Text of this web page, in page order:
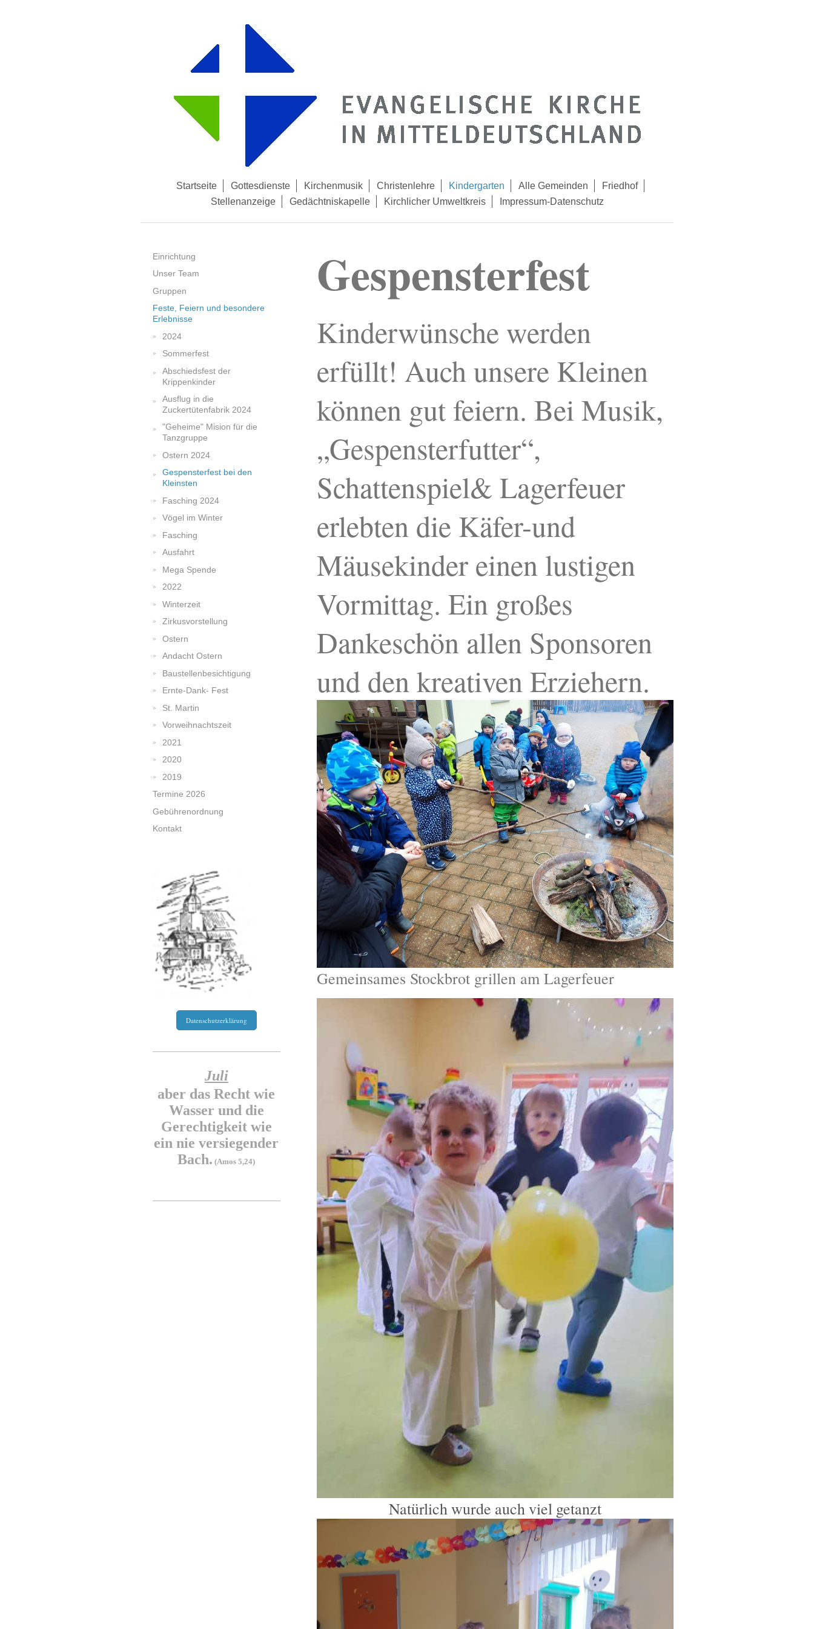
Startseite Gottesdienste Kirchenmusik Christenlehre Kindergarten Alle Gemeinden
Friedhof
Stellenanzeige
Gedächtniskapelle Kirchlicher Umweltkreis Impressum-Datenschutz
Gespensterfest
Kinderwünsche werden
erfüllt! Auch unsere Kleinen
können gut feiern. Bei Musik,
„Gespensterfutter“,
Schattenspiel& Lagerfeuer
erlebten die Käfer-und
Mäusekinder einen lustigen
Vormittag. Ein großes
Dankeschön allen Sponsoren
und den kreativen Erziehern.
Gemeinsames Stockbrot grillen am Lagerfeuer
Natürlich wurde auch viel getanzt
Einrichtung
Unser Team
Gruppen
Feste, Feiern und besondere
Erlebnisse
2024
Sommerfest
Abschiedsfest der
Krippenkinder
Ausflug in die
Zuckertütenfabrik 2024
"Geheime" Mision für die
Tanzgruppe
Ostern 2024
Gespensterfest bei den
Kleinsten
Fasching 2024
Vögel im Winter
Fasching
Ausfahrt
Mega Spende
2022
Winterzeit
Zirkusvorstellung
Ostern
Andacht Ostern
Baustellenbesichtigung
Ernte-Dank- Fest
St. Martin
Vorweihnachtszeit
2021
2020
2019
Termine 2026
Gebührenordnung
Kontakt
Datenschutzerklärung
Juli
aber das Recht wie
Wasser und die
Gerechtigkeit wie
ein nie versiegender
Bach. (Amos 5,24)